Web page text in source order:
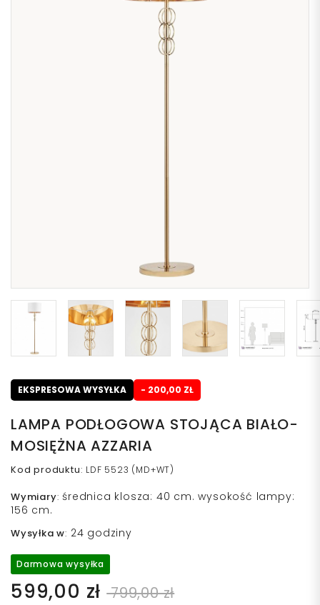
EKSPRESOWA WYSYŁKA - 200,00 ZŁ
LAMPA PODŁOGOWA STOJĄCA BIAŁO-
MOSIĘŻNA AZZARIA
Kod produktu: LDF 5523 (MD+WT)
Wymiary: średnica klosza: 40 cm. wysokość lampy:
156 cm.
Wysyłka w: 24 godziny
Darmowa wysyłka
599,00 zł 799,00 zł